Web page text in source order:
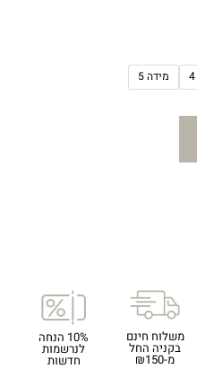
מידה 5
משלוח חינם
בקניה החל
מ-₪150
10% הנחה
לנרשמות
חדשות